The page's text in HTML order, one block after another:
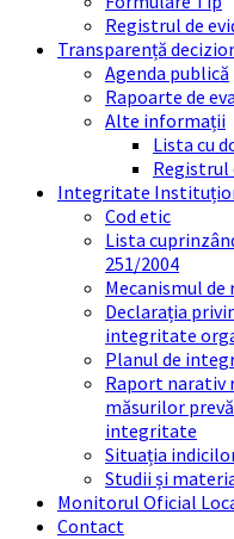
Registrul de
Transparență
Agenda publică
Rapoarte de
Alte informații
Lista cu
Registrul
Integritate
Cod etic
Lista
251/2004
Mecanismul
Declarația
integritate
Planul de
Raport
măsurilor
integritate
Situația
Studii și
Monitorul Oficial
Contact